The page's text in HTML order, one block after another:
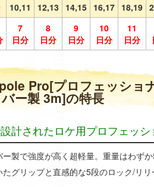
10,11 12,13 14,15 16,17 18,19
7
日分
8
日分
9
日分
10
日分
11
日分
Pro[プロフェッショ
ー製 3m]の特長
計されたロケ用プロフェッ
製で強度が高く超軽量。重量はわずか
たグリップと直感的な5段のロック/リ